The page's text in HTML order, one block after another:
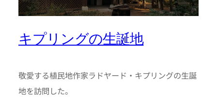
キプリングの生誕地
敬愛する植民地作家ラドヤード・キプリングの生誕
地を訪問した。